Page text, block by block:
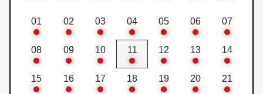
01 02 03 04 05 06 07
08 09 10 11 12 13 14
15 16 17 18 19 20 21